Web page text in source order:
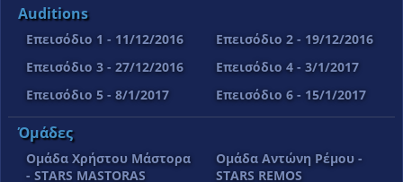
Auditions
Επεισόδιο 1 - 11/12/2016
Επεισόδιο 2 - 19/12/2016
Επεισόδιο 3 - 27/12/2016
Επεισόδιο 4 - 3/1/2017
Επεισόδιο 5 - 8/1/2017
Επεισόδιο 6 - 15/1/2017
Όμάδες
Ομάδα Χρήστου Μάστορα
- STARS MASTORAS
Ομάδα Αντώνη Ρέμου -
STARS REMOS